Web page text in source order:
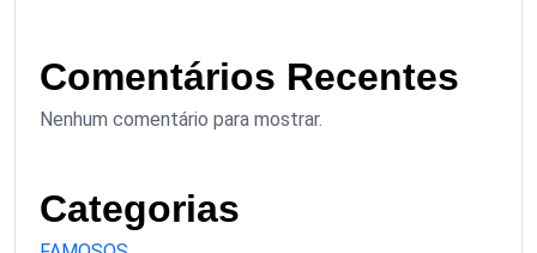
Comentários Recentes
Nenhum comentário para mostrar.
Categorias